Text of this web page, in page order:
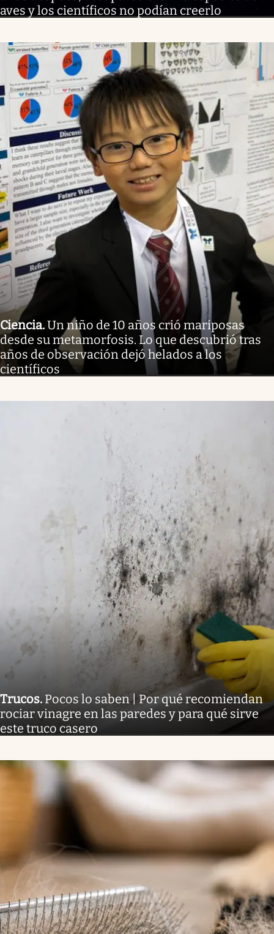
aves y los científicos no podían creerlo
Ciencia.Un niño de 10 años crió mariposas
desde su metamorfosis. Lo que descubrió tras
años de observación dejó helados a los
científicos
Trucos. Pocos lo saben | Por qué recomiendan
rociar vinagre en las paredes y para qué sirve
este truco casero